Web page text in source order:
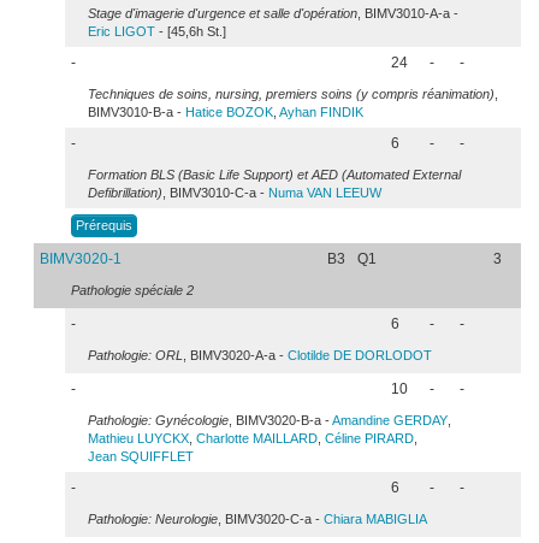
Stage d'imagerie d'urgence et salle d'opération , BIMV3010-A-a -
Eric LIGOT - [45,6h St.]
- 24 - -
Techniques de soins, nursing, premiers soins (y compris réanimation)
BIMV3010-B-a - Hatice BOZOK Ayhan FINDIK
- 6 - -
Formation BLS (Basic Life Support) et AED (Automated External
Defibrillation) , BIMV3010-C-a - Numa VAN LEEUW
Prérequis
BIMV3020-1 B3 Q1 3
Pathologie spéciale 2
- 6 - -
Pathologie: ORL , BIMV3020-A-a - Clotilde DE DORLODOT
- 10 - -
Pathologie: Gynécologie , BIMV3020-B-a -Amandine GERDAY
Mathieu LUYCKX Charlotte MAILLARD Céline PIRARD
Jean SQUIFFLET
- 6 - -
Pathologie: Neurologie , BIMV3020-C-a - Chiara MABIGLIA